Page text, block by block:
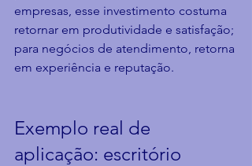
empresas, esse investimento costuma
retornar em produtividade e satisfação;
para negócios de atendimento, retorna
em experiência e reputação.
Exemplo real de
aplicação: escritório